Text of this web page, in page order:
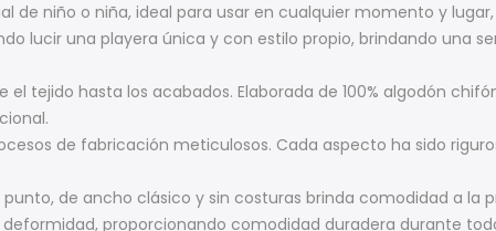
de niño o niña, ideal para usar en cualquier momento y
lucir una playera única y con estilo propio, brindando una
el tejido hasta los acabados. Elaborada de 100% algodón
de fabricación meticulosos. Cada aspecto ha sido
punto, de ancho clásico y sin costuras brinda comodidad a
proporcionando comodidad duradera durante